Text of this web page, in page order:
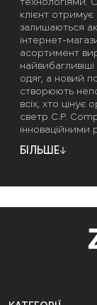
технологіями.
клієнт отримує
залишаються
інтернет-
асортимент
одяг, а новий
створюють
всіх, хто цінує
светр C.P.
інноваційними
БІЛЬШЕ